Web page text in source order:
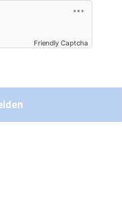
Friendly Captcha